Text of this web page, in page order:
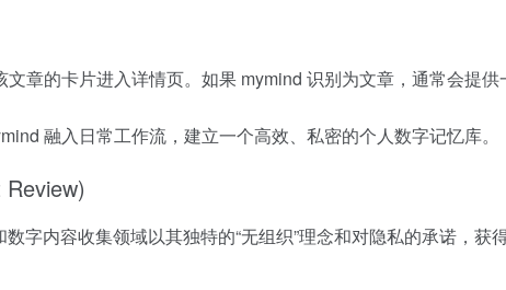
章的卡片进入详情页。如果 mymind 识别为文章，通常会提供
融入日常工作流，建立一个高效、私密的个人数字记忆库。
字内容收集领域以其独特的“无组织”理念和对隐私的承诺，获